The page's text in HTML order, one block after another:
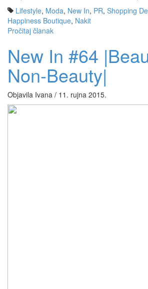
Lifestyle, Moda, New In, PR, Shopping
Happiness Boutique, Nakit
Pročitaj članak
New In #64
Non-Beauty|
Objavila Ivana / 11. rujna 2015.